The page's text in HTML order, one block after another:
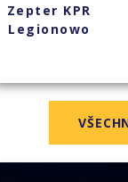
Zepter KPR
Legionowo